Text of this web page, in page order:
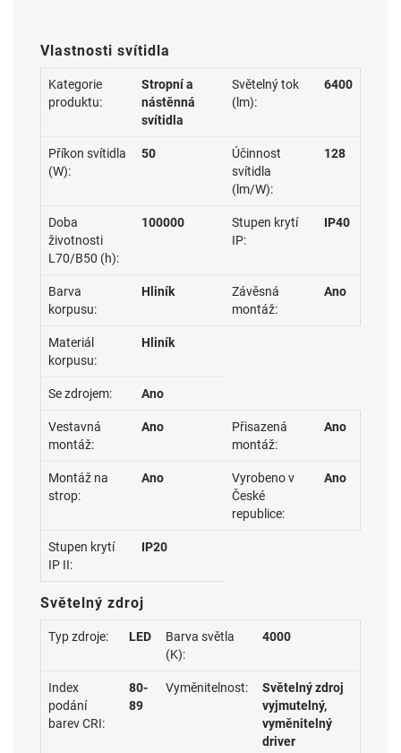
Vlastnosti svítidla
Kategorie
produktu:
Stropní a
nástěnná
svítidla
Světelný tok
(lm):
6400
Příkon svítidla
(W):
50
Účinnost
svítidla
(lm/W):
128
Doba
životnosti
L70/B50 (h):
100000
Stupen krytí
IP:
IP40
Barva
korpusu:
Hliník
Závěsná
montáž:
Ano
Materiál
korpusu:
Hliník
Se zdrojem: Ano
Vestavná
montáž:
Ano
Přisazená
montáž:
Ano
Montáž na
strop:
Ano
Vyrobeno v
České
republice:
Ano
Stupen krytí
IP II:
IP20
Světelný zdroj
Typ zdroje: LED
Barva světla
(K):
4000
Index
podání
barev CRI:
80-
89
Vyměnitelnost:
Světelný zdroj
vyjmutelný,
vyměnitelný
driver